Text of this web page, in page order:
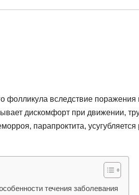
фолликула вследствие поражения
дискомфорт при движении,
парапроктита, усугубляется
течения заболевания